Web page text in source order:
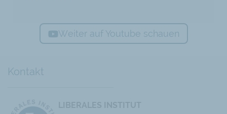
Weiter auf Youtube schauen
Kontakt